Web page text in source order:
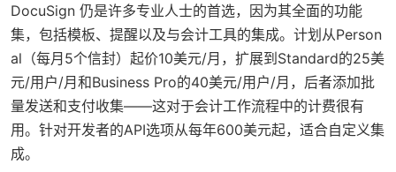
DocuSign 仍是许多专业人士的首选，因为其全面的功能
集，包括模板、提醒以及与会计工具的集成。计划从Person
al（每月5个信封）起价10美元/月，扩展到Standard的25美
元/用户/月和Business Pro的40美元/用户/月，后者添加批
量发送和支付收集——这对于会计工作流程中的计费很有
用。针对开发者的API选项从每年600美元起，适合自定义集
成。